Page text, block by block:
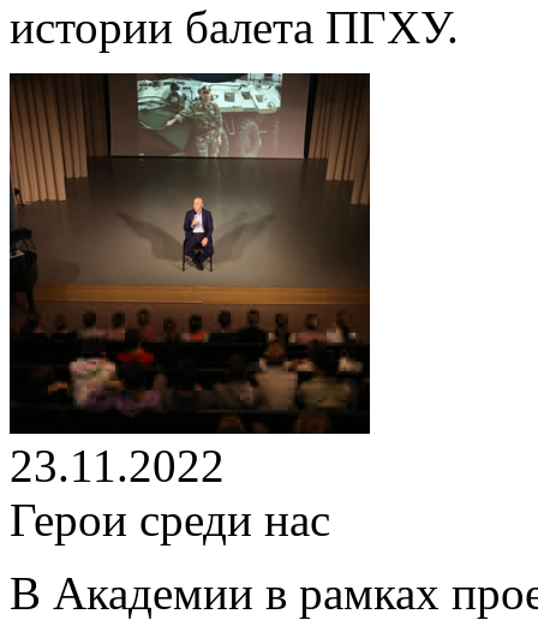
истории балета ПГХУ.
23.11.2022
Герои среди нас
В Академии в рамках